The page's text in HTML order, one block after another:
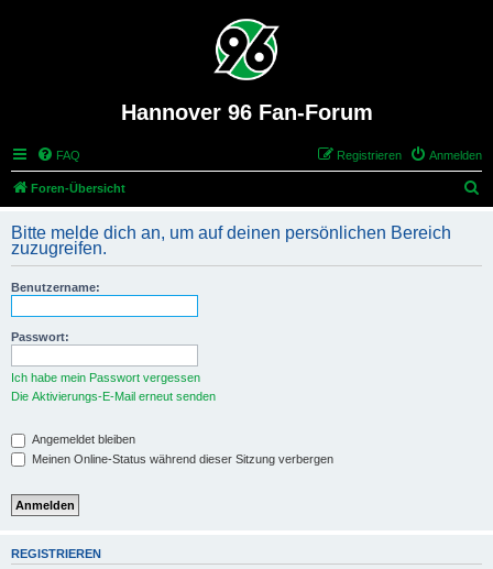
Hannover 96 Fan-Forum
FAQ Anmelden
Registrieren
Foren-Übersicht
h
Bitte melde dich an, um auf deinen persönlichen Bereich
zuzugreifen.
Benutzername:
Passwort:
Ich habe mein Passwort vergessen
Die Aktivierungs-E-Mail erneut senden
Angemeldet bleiben
Meinen Online-Status während dieser Sitzung verbergen
REGISTRIEREN